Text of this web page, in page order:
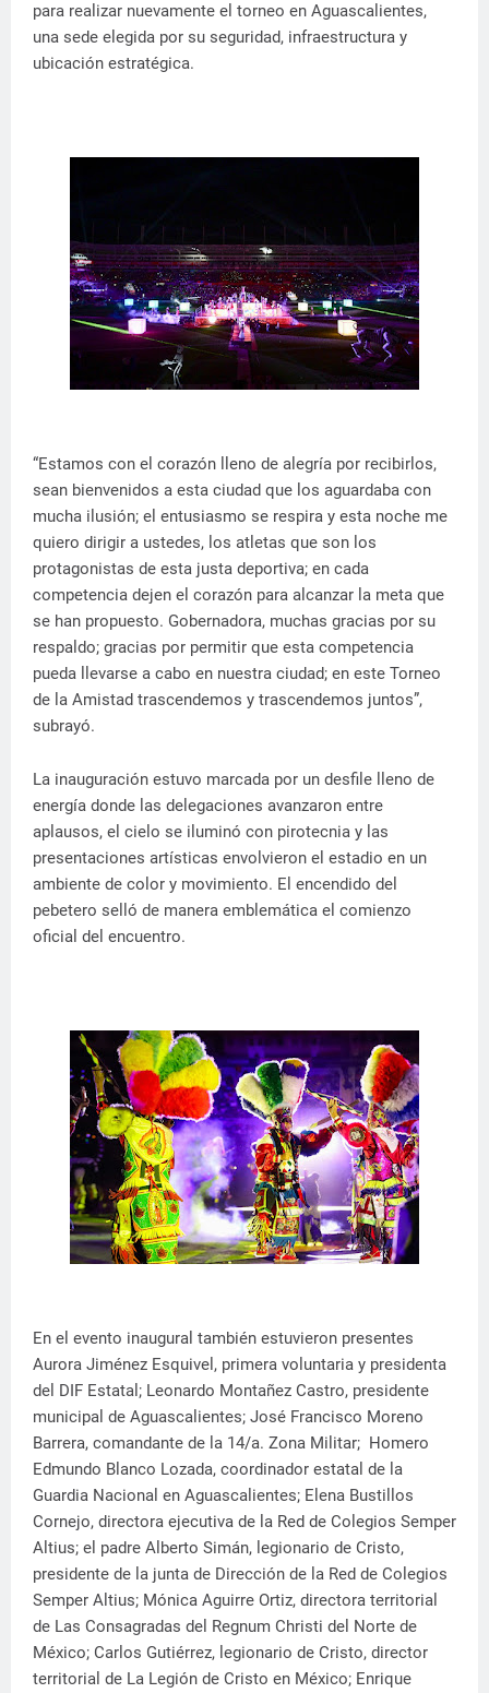
para realizar nuevamente el torneo en Aguascalientes,
una sede elegida por su seguridad, infraestructura y
ubicación estratégica.
“Estamos con el corazón lleno de alegría por recibirlos,
sean bienvenidos a esta ciudad que los aguardaba con
mucha ilusión; el entusiasmo se respira y esta noche me
quiero dirigir a ustedes, los atletas que son los
protagonistas de esta justa deportiva; en cada
competencia dejen el corazón para alcanzar la meta que
se han propuesto. Gobernadora, muchas gracias por su
respaldo; gracias por permitir que esta competencia
pueda llevarse a cabo en nuestra ciudad; en este Torneo
de la Amistad trascendemos y trascendemos juntos”,
subrayó.
La inauguración estuvo marcada por un desfile lleno de
energía donde las delegaciones avanzaron entre
aplausos, el cielo se iluminó con pirotecnia y las
presentaciones artísticas envolvieron el estadio en un
ambiente de color y movimiento. El encendido del
pebetero selló de manera emblemática el comienzo
oficial del encuentro.
En el evento inaugural también estuvieron presentes
Aurora Jiménez Esquivel, primera voluntaria y presidenta
del DIF Estatal; Leonardo Montañez Castro, presidente
municipal de Aguascalientes; José Francisco Moreno
Barrera, comandante de la 14/a. Zona Militar; Homero
Edmundo Blanco Lozada, coordinador estatal de la
Guardia Nacional en Aguascalientes; Elena Bustillos
Cornejo, directora ejecutiva de la Red de Colegios Semper
Altius; el padre Alberto Simán, legionario de Cristo,
presidente de la junta de Dirección de la Red de Colegios
Semper Altius; Mónica Aguirre Ortiz, directora territorial
de Las Consagradas del Regnum Christi del Norte de
México; Carlos Gutiérrez, legionario de Cristo, director
territorial de La Legión de Cristo en México; Enrique